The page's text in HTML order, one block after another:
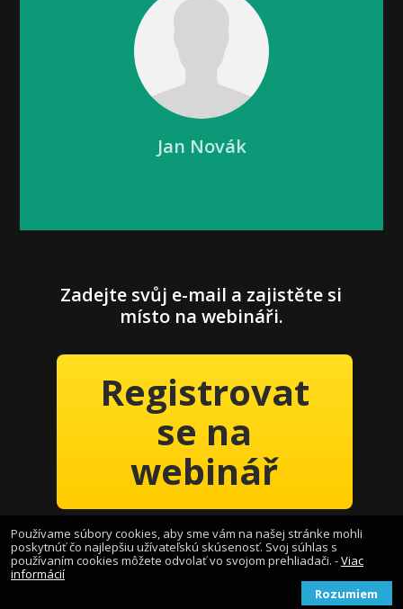
Jan Novák
Zadejte svůj e-mail a zajistěte si
místo na webináři.
Registrovat
se na
webinář
Používame súbory cookies, aby sme vám na našej stránke mohli
poskytnúť čo najlepšiu užívateľskú skúsenosť. Svoj súhlas s
používaním cookies môžete odvolať vo svojom prehliadači. -Viac
informácií
Rozumiem